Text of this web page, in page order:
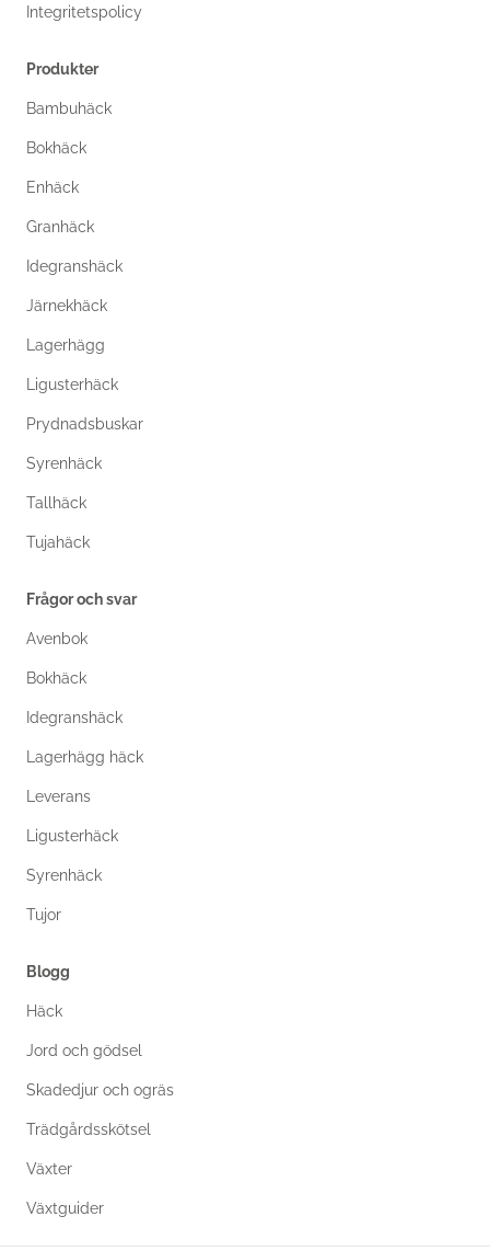
Integritetspolicy
Produkter
Bambuhäck
Bokhäck
Enhäck
Granhäck
Idegranshäck
Järnekhäck
Lagerhägg
Ligusterhäck
Prydnadsbuskar
Syrenhäck
Tallhäck
Tujahäck
Frågor och svar
Avenbok
Bokhäck
Idegranshäck
Lagerhägg häck
Leverans
Ligusterhäck
Syrenhäck
Tujor
Blogg
Häck
Jord och gödsel
Skadedjur och ogräs
Trädgårdsskötsel
Växter
Växtguider